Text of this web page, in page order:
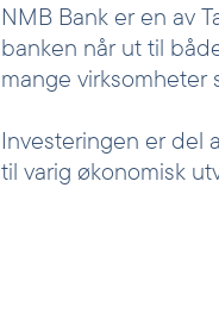
NMB Bank er en av
banken når ut til
mange virksomheter
Investeringen er del
til varig økonomisk